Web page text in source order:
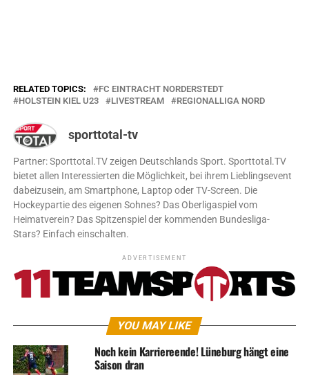
RELATED TOPICS:
FC EINTRACHT NORDERSTEDT
HOLSTEIN KIEL U23
LIVESTREAM REGIONALLIGA NORD
sporttotal-tv
Partner: Sporttotal.TV zeigen Deutschlands Sport. Sporttotal.TV
bietet allen Interessierten die Möglichkeit, bei ihrem Lieblingsevent
dabeizusein, am Smartphone, Laptop oder TV-Screen. Die
Hockeypartie des eigenen Sohnes? Das Oberligaspiel vom
Heimatverein? Das Spitzenspiel der kommenden Bundesliga-
Stars? Einfach einschalten.
ADVERTISEMENT
YOU MAY LIKE
Noch kein Karriereende! Lüneburg hängt eine
Saison dran